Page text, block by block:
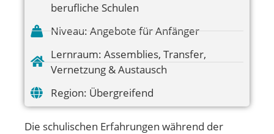
berufliche Schulen
Niveau: Angebote für Anfänger
Lernraum: Assemblies, Transfer,
Vernetzung & Austausch
Region: Übergreifend
Die schulischen Erfahrungen während der